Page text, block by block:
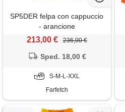
SP5DER felpa con cappuccio
- arancione
213,00 € 236,00 €
Sped. 18,00 €
S-M-L-XXL
Farfetch